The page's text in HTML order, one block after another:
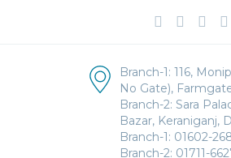
Branch-1: 116,
No Gate),
Branch-2: Sara
Bazar, Keraniganj,
Branch-1: 01602-
Branch-2: 01711-